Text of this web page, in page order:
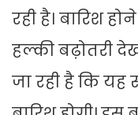
रही है। बारिश
हल्की बढ़ोतरी
जा रही है कि यह